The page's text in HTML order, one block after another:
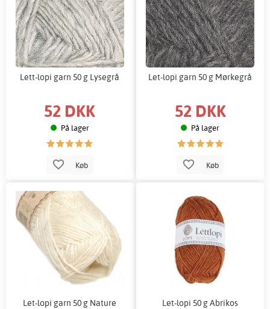
Lett-lopi garn 50 g Lysegrå
52 DKK
På lager
Køb
Let-lopi garn 50 g Mørkegrå
52 DKK
På lager
Køb
Let-lopi garn 50 g Nature Let-lopi 50 g Abrikos